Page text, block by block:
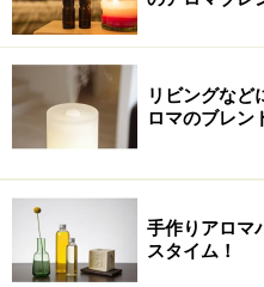
（Arvel）
※記事内容は執筆時点のもので
※個人の体質、また、誤った方
不調を引き起こす場合があり
質及び健康状態を十分に考慮し
リビングなど
ロマのブレン
手作りアロマ
スタイム！